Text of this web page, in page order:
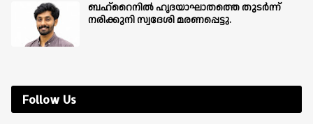
ബഹ്‌റൈനിൽ ഹൃദയാഘാതത്തെ തുടർന്ന്
നരിക്കുനി സ്വദേശി മരണപ്പെട്ടു.
Follow Us